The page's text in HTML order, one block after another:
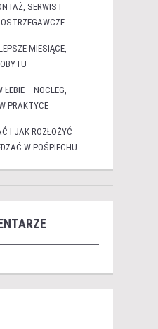
SERWIS I
MIESIĄCE,
– NOCLEG,
PRAKTYCE
I JAK ROZŁOŻYĆ
W POŚPIECHU